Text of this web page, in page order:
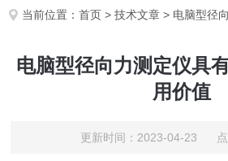
当前位置：首页 >技术文章 > 电脑型径向力
电脑型径向力测定仪具
用价值
更新时间：2023-04-23 点